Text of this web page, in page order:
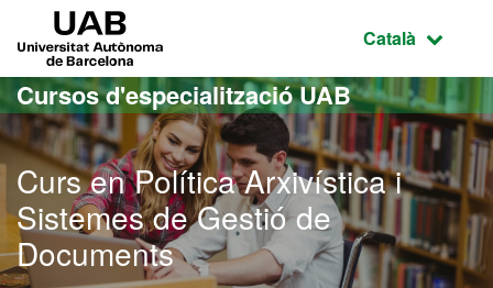
Ves al contingut principal
Ves a la navegació de la pàgina
Idioma
Català
Cursos d'especialització UAB
Curs en Política Arxivística i
Sistemes de Gestió de
Documents